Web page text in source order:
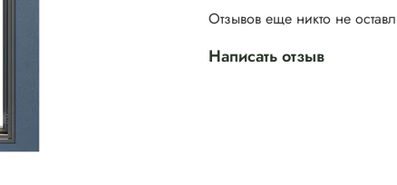
Доступна стилизация
что позволяет
Отзывов еще никто не
Написать отзыв